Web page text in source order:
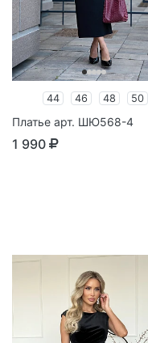
44 46 48 50
Платье арт. ШЮ568-4
1 990